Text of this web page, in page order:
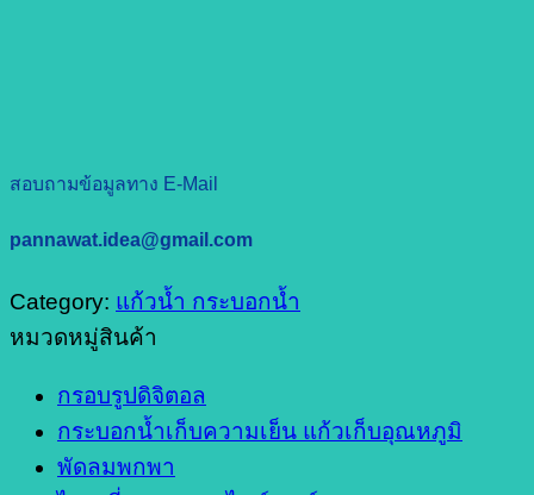
สอบถามข้อมูลทาง E-Mail
pannawat.idea@gmail.com
Category: แก้วน้ำ กระบอกน้ำ
หมวดหมู่สินค้า
กรอบรูปดิจิตอล
กระบอกน้ำเก็บความเย็น แก้วเก็บอุณหภูมิ
พัดลมพกพา